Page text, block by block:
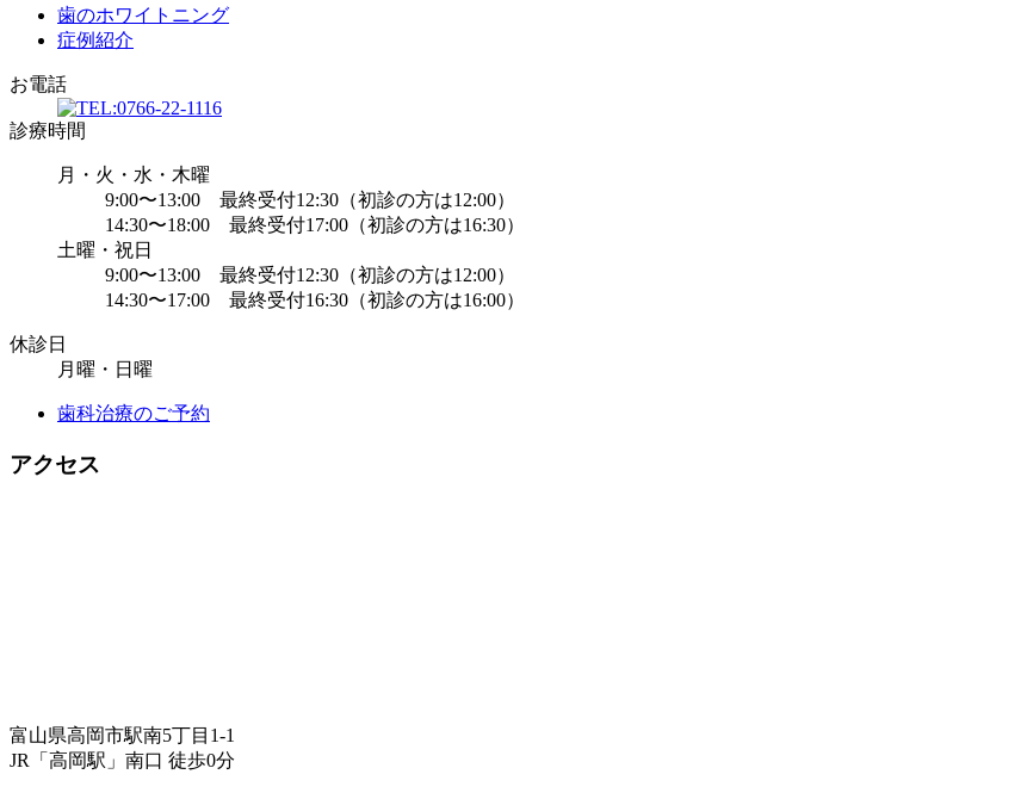
歯のホワイトニング
症例紹介
お電話
診療時間
月・火・水・木曜
9:00〜13:00 最終受付12:30（初診の方は12:00）
14:30〜18:00 最終受付17:00（初診の方は16:30）
土曜・祝日
9:00〜13:00 最終受付12:30（初診の方は12:00）
14:30〜17:00 最終受付16:30（初診の方は16:00）
休診日
月曜・日曜
歯科治療のご予約
アクセス
富山県高岡市駅南5丁目1-1
JR「高岡駅」南口 徒歩0分